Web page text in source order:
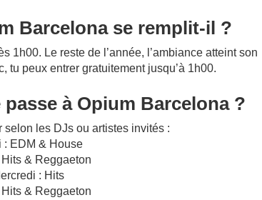
Barcelona se remplit-il ?
1h00. Le reste de l’année, l’ambiance atteint son
tu peux entrer gratuitement jusqu’à 1h00.
à Opium Barcelona ?
selon les DJs ou artistes invités :
: EDM & House
Hits & Reggaeton
: Hits
& Reggaeton